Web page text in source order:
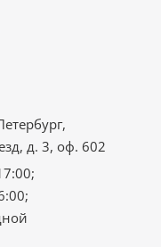
д. 3, оф. 602